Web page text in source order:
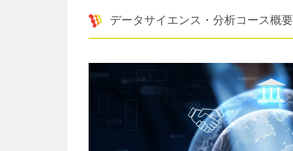
データサイエンス・分析コース概要